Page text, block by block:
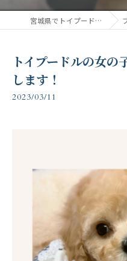
宮城県でトイプードルなら有限会社翼 ブ
トイプードルの女の
します！
2023/03/11